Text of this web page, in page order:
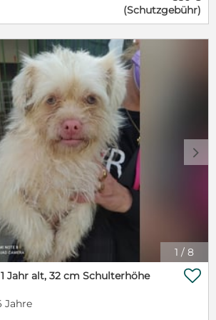
Kastration vorgebeugt. Eine
neue Chance. Wenn Sie ihre
dann stellen Sie sich
vor. Natürlich wird Libra
und auf
getestet in ihr neues Zuhause
(Schutzgebühr)
1 / 8
d
Jahr alt, 32 cm Schulterhöhe
Jahre
